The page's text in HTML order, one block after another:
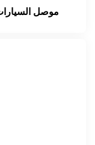
776487-3 موصل